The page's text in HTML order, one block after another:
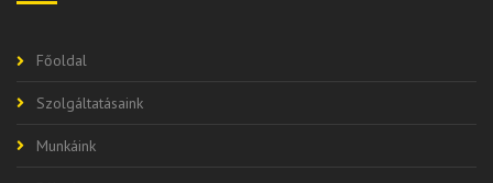
Főoldal
Szolgáltatásaink
Munkáink